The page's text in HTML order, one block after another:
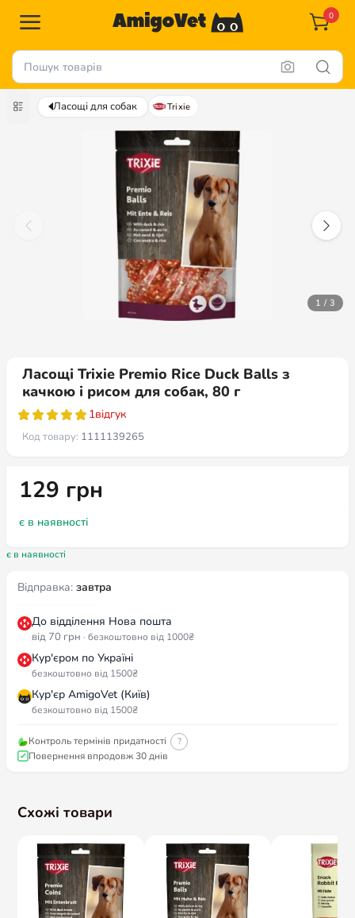
0
Ласощі для собак Trixie
1 / 3
Ласощі Trixie Premio Rice Duck Balls з
качкою і рисом для собак, 80 г
1відгук
Код товару: 1111139265
129 грн
є в наявності
є в наявності
Відправка: завтра
До відділення Нова пошта
від 70 грн · безкоштовно від 1000₴
Кур'єром по Україні
безкоштовно від 1500₴
Кур'єр AmigoVet (Київ)
безкоштовно від 1500₴
Контроль термінів придатності ?
Повернення впродовж 30 днів
Схожі товари